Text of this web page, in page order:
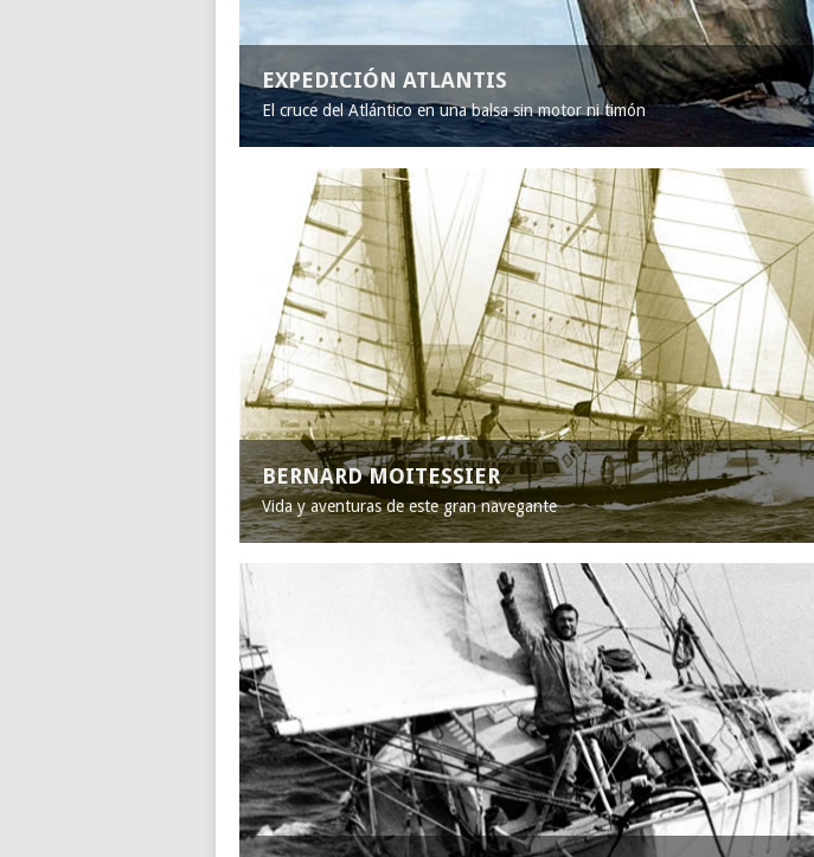
EXPEDICIÓN ATLANTIS
El cruce del Atlántico en una balsa sin motor ni timón
BERNARD MOITESSIER
Vida y aventuras de este gran navegante